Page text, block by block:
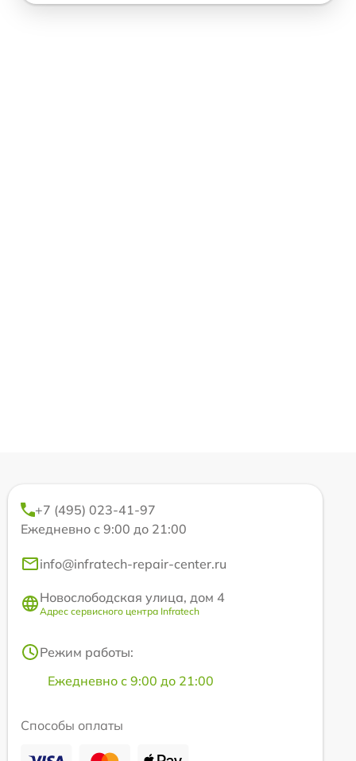
+7 (495) 023-41-97
Ежедневно с 9:00 до 21:00
info@infratech-repair-center.ru
Новослободская улица, дом 4
Адрес сервисного центра Infratech
Режим работы:
Ежедневно с 9:00 до 21:00
Способы оплаты